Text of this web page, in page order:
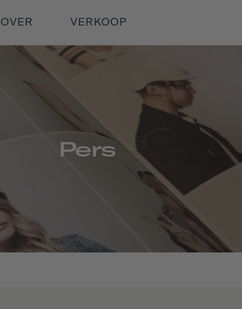
OVER VERKOOP
Pers